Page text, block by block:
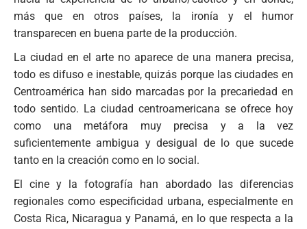
más que en otros países, la ironía y el humor
transparecen en buena parte de la producción.
La ciudad en el arte no aparece de una manera precisa,
todo es difuso e inestable, quizás porque las ciudades en
Centroamérica han sido marcadas por la precariedad en
todo sentido. La ciudad centroamericana se ofrece hoy
como una metáfora muy precisa y a la vez
suficientemente ambigua y desigual de lo que sucede
tanto en la creación como en lo social.
El cine y la fotografía han abordado las diferencias
regionales como especificidad urbana, especialmente en
Costa Rica, Nicaragua y Panamá, en lo que respecta a la